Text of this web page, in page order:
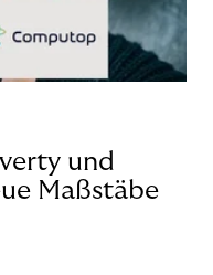
und
Maßstäbe